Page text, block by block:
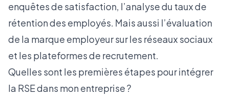
enquêtes de satisfaction, l’analyse du taux de
rétention des employés. Mais aussi l’évaluation
de la marque employeur sur les réseaux sociaux
et les plateformes de recrutement.
Quelles sont les premières étapes pour intégrer
la RSE dans mon entreprise ?